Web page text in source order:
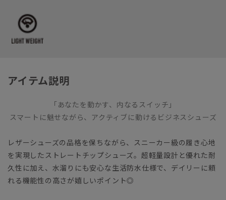
アイテム説明
「あなたを動かす、内なるスイッチ」
スマートに魅せながら、アクティブに動けるビジネスシューズ
レザーシューズの品格を保ちながら、スニーカー級の履き心地
を実現したストレートチップシューズ。超軽量設計と優れた耐
久性に加え、水溜りにも安心な生活防水仕様で、デイリーに頼
れる機能性の高さが嬉しいポイント◎